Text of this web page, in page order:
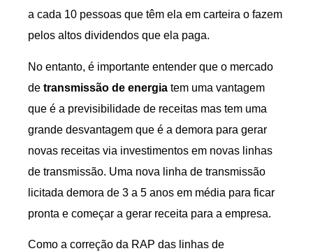
a cada 10 pessoas que têm ela em carteira o fazem
pelos altos dividendos que ela paga.
No entanto, é importante entender que o mercado
de transmissão de energia tem uma vantagem
que é a previsibilidade de receitas mas tem uma
grande desvantagem que é a demora para gerar
novas receitas via investimentos em novas linhas
de transmissão. Uma nova linha de transmissão
licitada demora de 3 a 5 anos em média para ficar
pronta e começar a gerar receita para a empresa.
Como a correção da RAP das linhas de